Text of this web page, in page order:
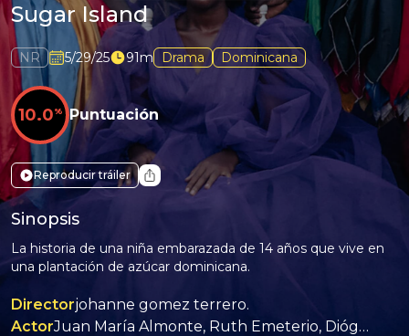
Sugar Island
NR 5/29/25 91m Drama Dominicana
10.0% Puntuación
Reproducir tráiler
Sinopsis
La historia de una niña embarazada de 14 años que vive en
una plantación de azúcar dominicana.
Directorjohanne gomez terrero.
Actor
Juan María Almonte, Ruth Emeterio, Diógenes Medina, francisco cruz, Yelidá Díaz, Génesis Piñeyro.